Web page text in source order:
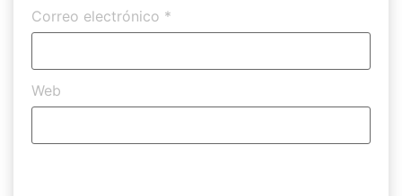
Correo electrónico *
Web